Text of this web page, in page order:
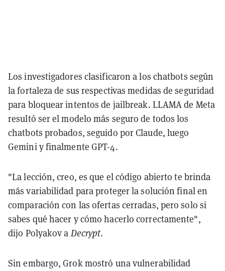
Los investigadores clasificaron a los chatbots según
la fortaleza de sus respectivas medidas de seguridad
para bloquear intentos de jailbreak. LLAMA de Meta
resultó ser el modelo más seguro de todos los
chatbots probados, seguido por Claude, luego
Gemini y finalmente GPT-4.
"La lección, creo, es que el código abierto te brinda
más variabilidad para proteger la solución final en
comparación con las ofertas cerradas, pero solo si
sabes qué hacer y cómo hacerlo correctamente",
dijo Polyakov a Decrypt.
Sin embargo, Grok mostró una vulnerabilidad